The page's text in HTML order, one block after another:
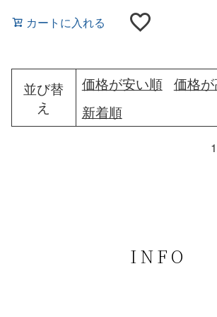
カートに入れる
並び替
え
価格が安い順
価格
新着順
INFO